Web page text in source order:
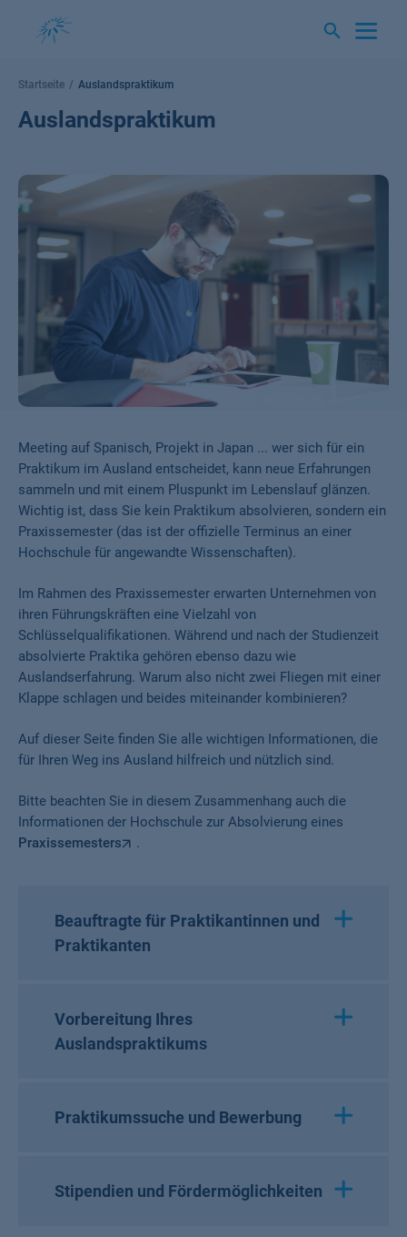
Startseite Auslandspraktikum
Auslandspraktikum
Meeting auf Spanisch, Projekt in Japan ... wer sich für ein
Praktikum im Ausland entscheidet, kann neue Erfahrungen
sammeln und mit einem Pluspunkt im Lebenslauf glänzen.
Wichtig ist, dass Sie kein Praktikum absolvieren, sondern ein
Praxissemester (das ist der offizielle Terminus an einer
Hochschule für angewandte Wissenschaften).
Im Rahmen des Praxissemester erwarten Unternehmen von
ihren Führungskräften eine Vielzahl von
Schlüsselqualifikationen. Während und nach der Studienzeit
absolvierte Praktika gehören ebenso dazu wie
Auslandserfahrung. Warum also nicht zwei Fliegen mit einer
Klappe schlagen und beides miteinander kombinieren?
Auf dieser Seite finden Sie alle wichtigen Informationen, die
für Ihren Weg ins Ausland hilfreich und nützlich sind.
Bitte beachten Sie in diesem Zusammenhang auch die
Informationen der Hochschule zur Absolvierung eines
Praxissemesters
.
Beauftragte für Praktikantinnen und
Praktikanten
Vorbereitung Ihres
Auslandspraktikums
Praktikumssuche und Bewerbung
Stipendien und Fördermöglichkeiten